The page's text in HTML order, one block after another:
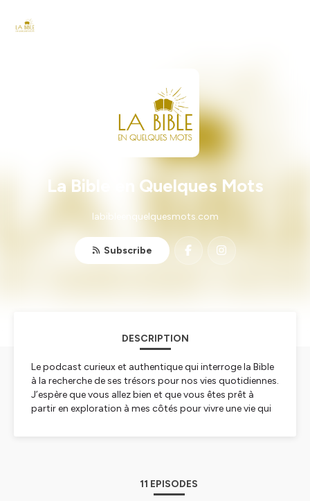
La Bible en Quelques Mots
labibleenquelquesmots.com
Subscribe
DESCRIPTION
Le podcast curieux et authentique qui interroge la Bible
à la recherche de ses trésors pour nos vies quotidiennes.
J’espère que vous allez bien et que vous êtes prêt à
partir en exploration à mes côtés pour vivre une vie qui
11 EPISODES